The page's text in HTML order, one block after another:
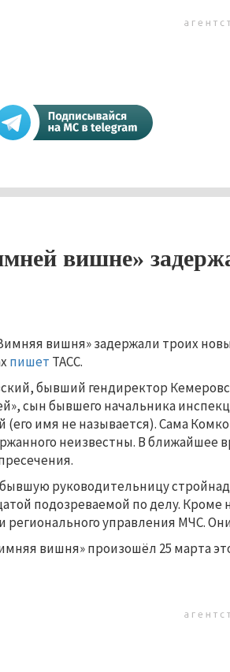
вишне»
вишня» задержали троих
пишет ТАСС.
бывший гендиректор
сын бывшего начальника
имя не называется). Сама
неизвестны. В ближайшее
руководительницу
подозреваемой по делу. Кроме
управления МЧС.
вишня» произошёл 25 марта